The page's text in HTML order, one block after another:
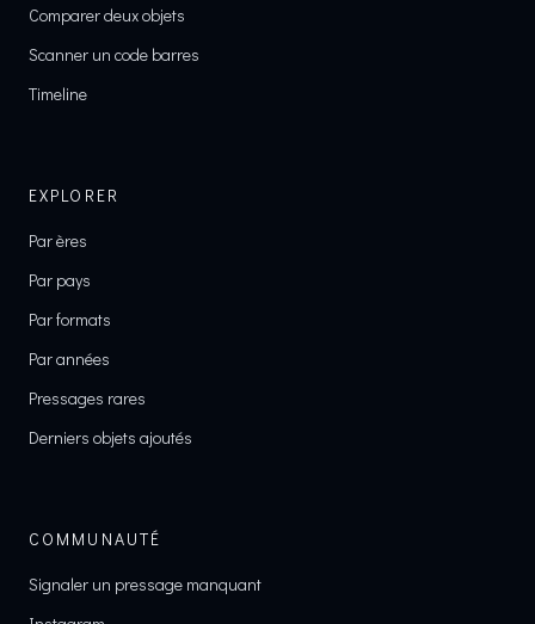
Comparer deux objets
Scanner un code barres
Timeline
EXPLORER
Par ères
Par pays
Par formats
Par années
Pressages rares
Derniers objets ajoutés
COMMUNAUTÉ
Signaler un pressage manquant